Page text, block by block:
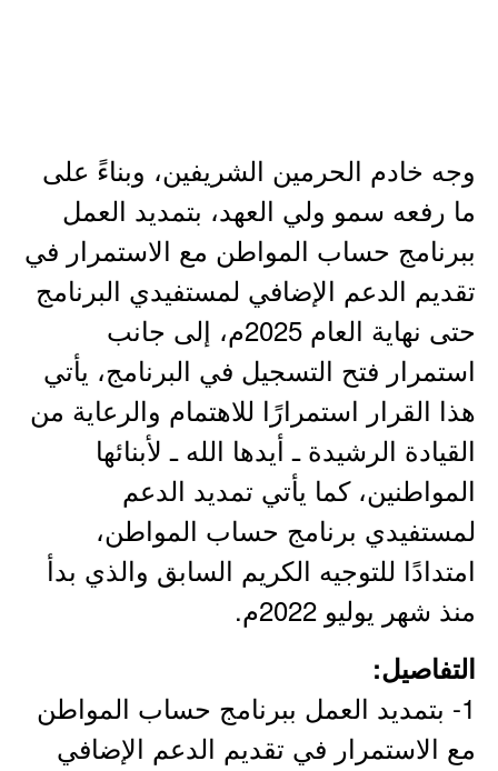
وجه خادم الحرمين الشريفين، وبناءً على
ما رفعه سمو ولي العهد، بتمديد العمل
ببرنامج حساب المواطن مع الاستمرار في
تقديم الدعم الإضافي لمستفيدي البرنامج
حتى نهاية العام 2025م، إلى جانب
استمرار فتح التسجيل في البرنامج، يأتي
هذا القرار استمرارًا للاهتمام والرعاية من
القيادة الرشيدة ـ أيدها الله ـ لأبنائها
المواطنين، كما يأتي تمديد الدعم
لمستفيدي برنامج حساب المواطن،
امتدادًا للتوجيه الكريم السابق والذي بدأ
منذ شهر يوليو 2022م.
التفاصيل:
1- بتمديد العمل ببرنامج حساب المواطن
مع الاستمرار في تقديم الدعم الإضافي